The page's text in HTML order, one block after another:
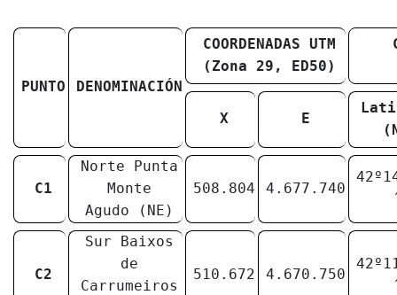
PUNTO DENOMINACIÓN
COORDENADAS UTM
(Zona 29, ED50)
X E
C1
Norte Punta
Monte
Agudo (NE)
508.804 4.677.740
C2
Sur Baixos
de
Carrumeiros
510.672 4.670.750